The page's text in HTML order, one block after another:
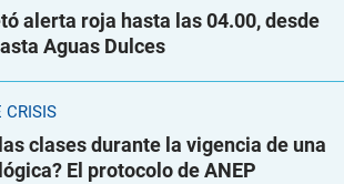
alerta roja hasta las 04.00, desde
Aguas Dulces
CRISIS
clases durante la vigencia de una
El protocolo de ANEP